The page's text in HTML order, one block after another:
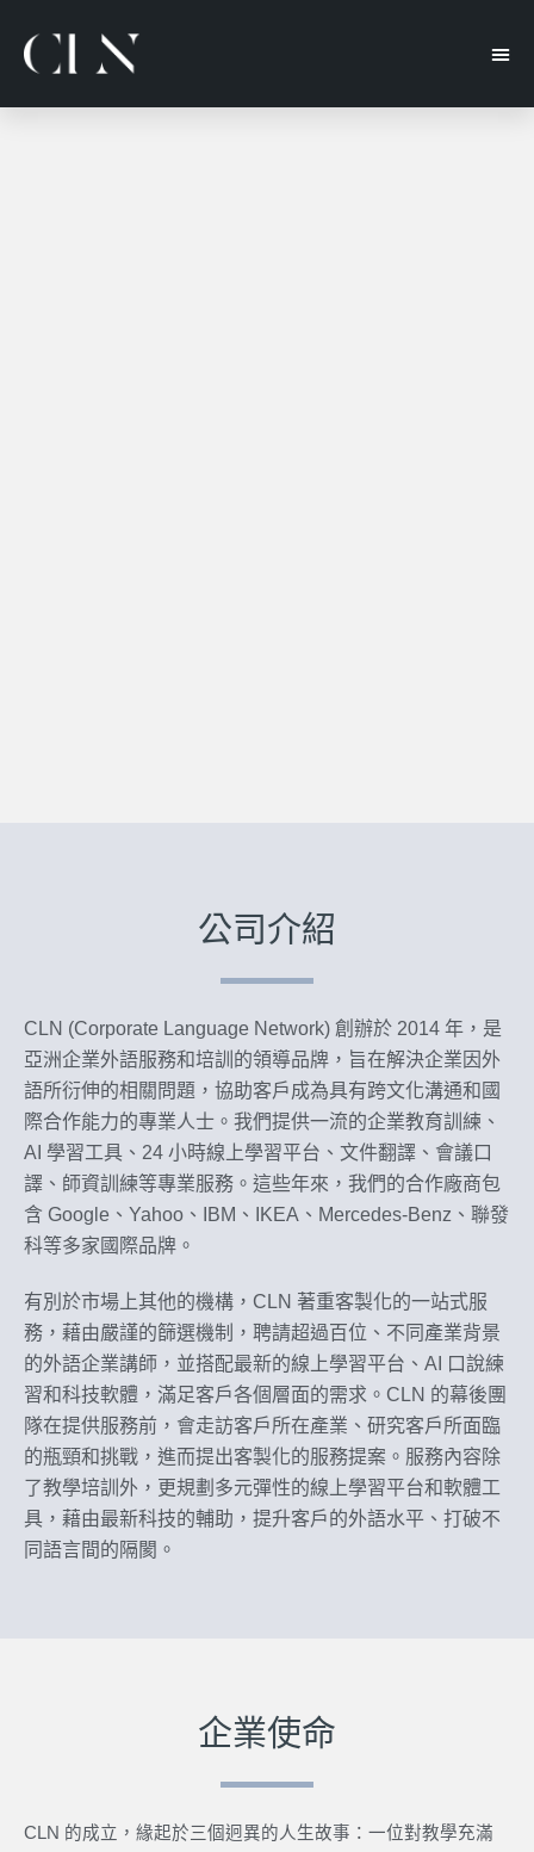
公司介紹
CLN (Corporate Language Network) 創辦於 2014 年，是
亞洲企業外語服務和培訓的領導品牌， 旨在解決企業因外
語所衍伸的相關問題， 協助客戶成為具有跨文化溝通和國
際合作能力的專業人士。 我們提供一流的企業教育訓練、
AI 學習工具、24 小時線上學習平台、文件翻譯、會議口
譯、師資訓練等專業服務。 這些年來，我們的合作廠商包
含 Google、Yahoo、IBM、IKEA、 Mercedes-Benz、聯發
科等多家國際品牌。
有別於市場上其他的機構，CLN 著重客製化的一站式服
務，藉由嚴謹的篩選機制，聘請超過百位、 不同產業背景
的外語企業講師，並搭配最新的線上學習平台、AI 口說練
習和科技軟體，滿足客戶各個層面的需求。CLN 的幕後團
隊在提供服務前，會走訪客戶所在產業、 研究客戶所面臨
的瓶頸和挑戰，進而提出客製化的服務提案。 服務內容除
了教學培訓外， 更規劃多元彈性的線上學習平台和軟體工
具，藉由最新科技的輔助， 提升客戶的外語水平、打破不
同語言間的隔閡。
企業使命
CLN 的成立，緣起於三個迥異的人生故事：一位對教學充滿